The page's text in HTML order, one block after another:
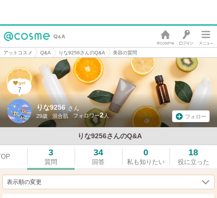
アットコスメ Q&A りな9256さんのQ&A 美容の質問
りな9256 さん
29歳 混合肌 2 フォロー
りな9256さんのQ&A
get
7
3
質問
34
回答
0
私も知りたい
18
役に立った
表示順の変更